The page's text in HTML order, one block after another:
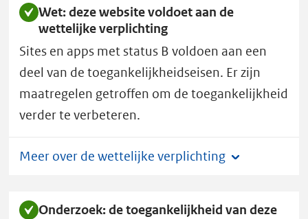
heeft
toegankelijkheidsstatus
B.
Wet: deze website voldoet aan de
wettelijke verplichting
Sites en apps met status B voldoen aan een
deel van de toegankelijkheidseisen. Er zijn
maatregelen getroffen om de toegankelijkheid
verder te verbeteren.
Meer over de wettelijke verplichting
Onderzoek: de toegankelijkheid van deze